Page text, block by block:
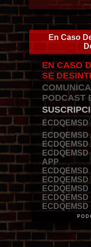
En Caso
EN CASO
SE
PODCAST
APP
ECDQEMSD
ECDQEMSD